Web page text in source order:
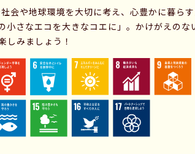
会や地球環境を大切に考え、心豊かに暮ら
小さなエコを大きなコエに」。かけがえのな
しみましょう！